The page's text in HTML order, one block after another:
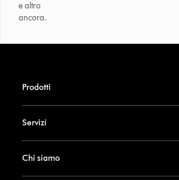
e altro
ancora.
Prodotti
Servizi
Chi siamo